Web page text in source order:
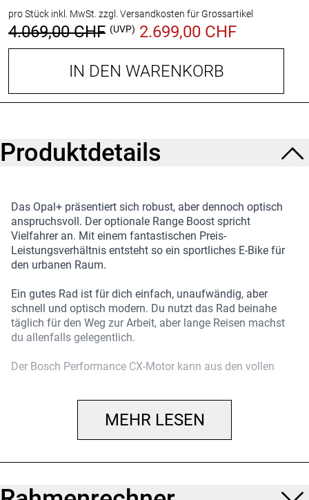
pro Stück inkl. MwSt. zzgl. Versandkosten für Grossartikel
4.069,00 CHF (UVP) 2.699,00 CHF
IN DEN WARENKORB
Produktdetails
Das Opal+ präsentiert sich robust, aber dennoch optisch
anspruchsvoll. Der optionale Range Boost spricht
Vielfahrer an. Mit einem fantastischen Preis-
Leistungsverhältnis entsteht so ein sportliches E-Bike für
den urbanen Raum.
Ein gutes Rad ist für dich einfach, unaufwändig, aber
schnell und optisch modern. Du nutzt das Rad beinahe
täglich für den Weg zur Arbeit, aber lange Reisen machst
du allenfalls gelegentlich.
Der Bosch Performance CX-Motor kann aus den vollen
auf schlechten Wegen. Die Range Boost-Techologie
ermöglicht es dir, jederzeit einen Zusatzakku nachzurüsten.
Nabenschaltung ist wegweisend für diese Klasse.
MEHR LESEN